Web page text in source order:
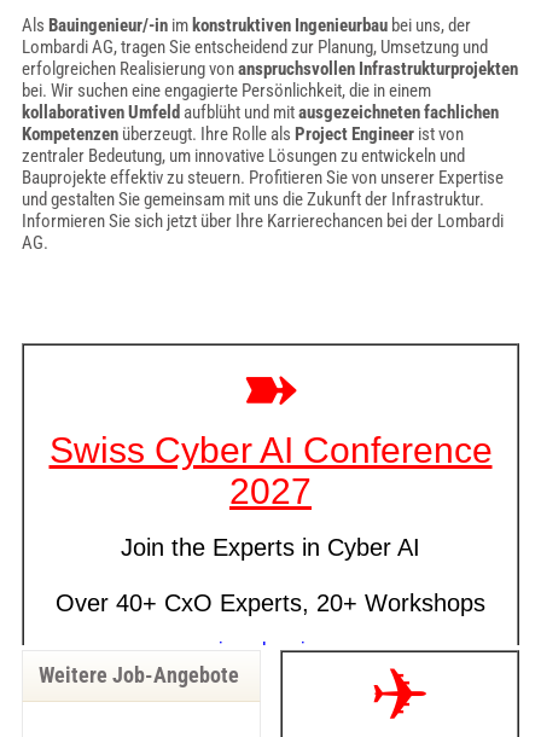
Als Bauingenieur/-inim konstruktiven Ingenieurbaubei uns, der
Lombardi AG, tragen Sie entscheidend zur Planung, Umsetzung und
erfolgreichen Realisierung vonanspruchsvollen Infrastrukturprojekten
bei. Wir suchen eine engagierte Persönlichkeit, die in einem
kollaborativen Umfeld aufblüht und mitausgezeichneten fachlichen
Kompetenzenüberzeugt. Ihre Rolle als Project Engineerist von
zentraler Bedeutung, um innovative Lösungen zu entwickeln und
Bauprojekte effektiv zu steuern. Profitieren Sie von unserer Expertise
und gestalten Sie gemeinsam mit uns die Zukunft der Infrastruktur.
Informieren Sie sich jetzt über Ihre Karrierechancen bei der Lombardi
AG.
Weitere Job-Angebote